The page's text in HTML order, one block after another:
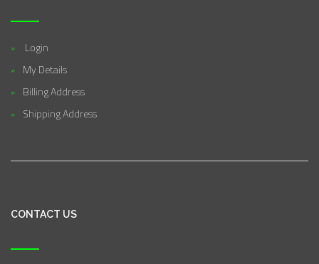
Login
My Details
Billing Address
Shipping Address
CONTACT US